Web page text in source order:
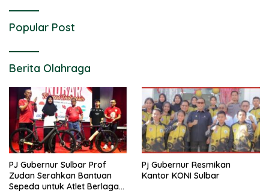
Popular Post
Berita Olahraga
PJ Gubernur Sulbar Prof
Zudan Serahkan Bantuan
Sepeda untuk Atlet Berlaga
Pj Gubernur Resmikan
Kantor KONI Sulbar